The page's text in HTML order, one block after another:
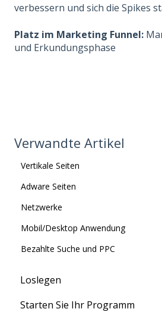
verbessern und sich die Spikes
Platz im Marketing Funnel:
und Erkundungsphase
Verwandte Artikel
Vertikale Seiten
Adware Seiten
Netzwerke
Mobil/Desktop Anwendung
Bezahlte Suche und PPC
Loslegen
Bevor du anfängst
Starten Sie Ihr Programm